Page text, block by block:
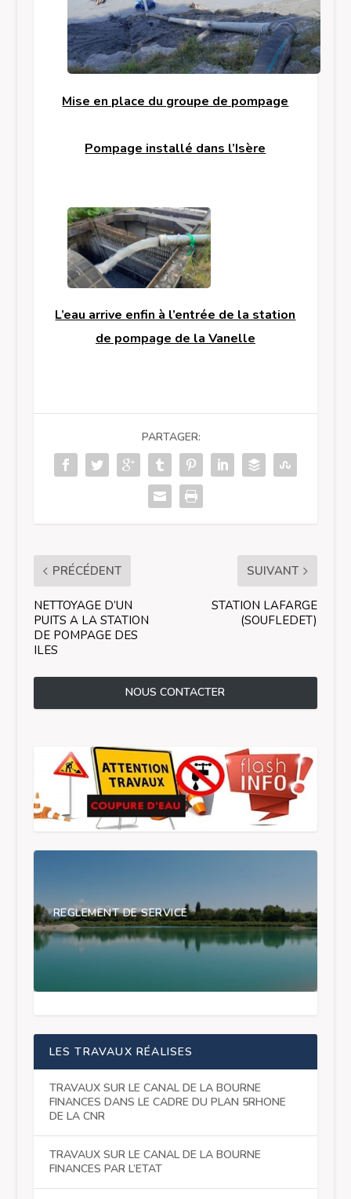
Mise en place du groupe de pompage
Pompage installé dans l’Isère
L’eau arrive enfin à l’entrée de la station
de pompage de la Vanelle
PARTAGER:
PRÉCÉDENT
NETTOYAGE D’UN
PUITS A LA STATION
DE POMPAGE DES
ILES
SUIVANT
STATION LAFARGE
(SOUFLEDET)
NOUS CONTACTER
REGLEMENT DE SERVICE
LES TRAVAUX RÉALISES
TRAVAUX SUR LE CANAL DE LA BOURNE
FINANCES DANS LE CADRE DU PLAN 5RHONE
DE LA CNR
TRAVAUX SUR LE CANAL DE LA BOURNE
FINANCES PAR L’ETAT